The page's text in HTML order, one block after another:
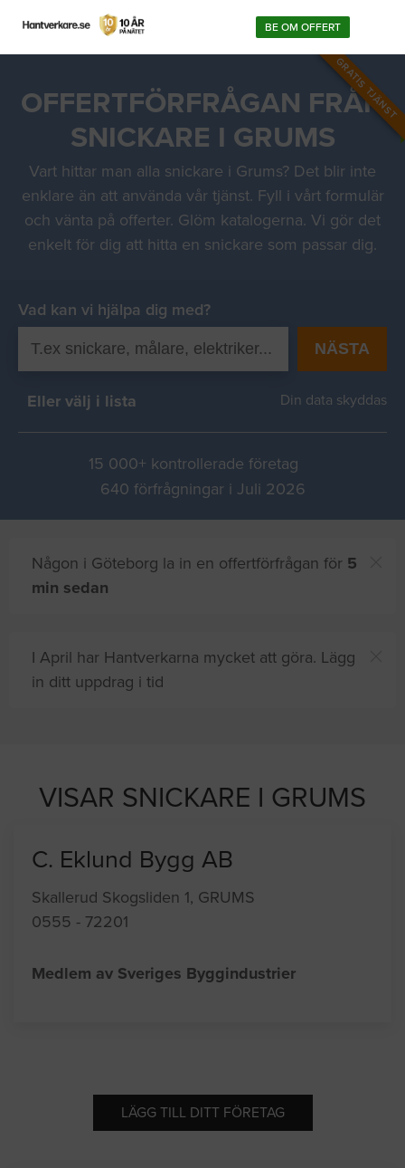
BE OM OFFERT
GRATIS TJÄNST
OFFERTFÖRFRÅGAN FRÅN
SNICKARE I GRUMS
Vart hittar man alla snickare i Grums? Det blir inte
enklare än att använda vår tjänst. Fyll i vårt formulär
och vänta på offerter. Glöm katalogerna. Vi gör det
enkelt för dig att hitta en snickare som passar dig.
Vad kan vi hjälpa dig med?
NÄSTA
Eller välj i lista Din data skyddas
15 000+ kontrollerade företag
640 förfrågningar i Juli 2026
Någon i Göteborg la in en offertförfrågan för 5
min sedan
I April har Hantverkarna mycket att göra. Lägg
in ditt uppdrag i tid
VISAR SNICKARE I GRUMS
C. Eklund Bygg AB
Skallerud Skogsliden 1, GRUMS
0555 - 72201
Medlem av Sveriges Byggindustrier
LÄGG TILL DITT FÖRETAG